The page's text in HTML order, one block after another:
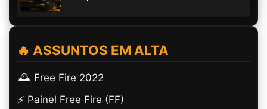
🔥 ASSUNTOS EM ALTA
🕰️ Free Fire 2022
⚡ Painel Free Fire (FF)